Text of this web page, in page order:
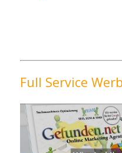
Full Service